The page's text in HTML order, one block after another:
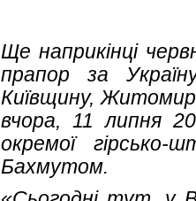
Ще наприкінці
прапор за
Київщину,
вчора, 11 липня
окремої гірсько-
Бахмутом.